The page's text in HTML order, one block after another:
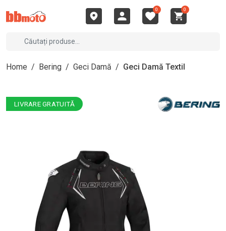
0 0
Home / Bering / Geci Damă / Geci Damă Textil
LIVRARE GRATUITĂ